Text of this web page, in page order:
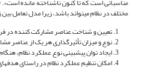
مختلف در نظام می­تواند باشد، زیرا مدل تعامل بین
تعیین و شناخت عناصر مشارکت کننده در
نوع و میزان تأثیرگذاری هر یک از عناصر
ایجاد توان پیش­بینی نوع عملکرد نظام،
امکان تنظیم عملکرد نظام در راستای